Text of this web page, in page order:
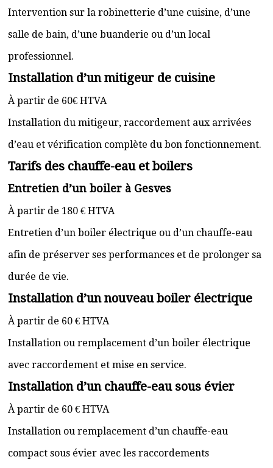
Intervention sur la robinetterie d’une cuisine, d’une
salle de bain, d’une buanderie ou d’un local
professionnel.
Installation d’un mitigeur de cuisine
À partir de 60€ HTVA
Installation du mitigeur, raccordement aux arrivées
d’eau et vérification complète du bon fonctionnement.
Tarifs des chauffe-eau et boilers
Entretien d’un boiler à Gesves
À partir de 180 € HTVA
Entretien d’un boiler électrique ou d’un chauffe-eau
afin de préserver ses performances et de prolonger sa
durée de vie.
Installation d’un nouveau boiler électrique
À partir de 60 € HTVA
Installation ou remplacement d’un boiler électrique
avec raccordement et mise en service.
Installation d’un chauffe-eau sous évier
À partir de 60 € HTVA
Installation ou remplacement d’un chauffe-eau
compact sous évier avec les raccordements